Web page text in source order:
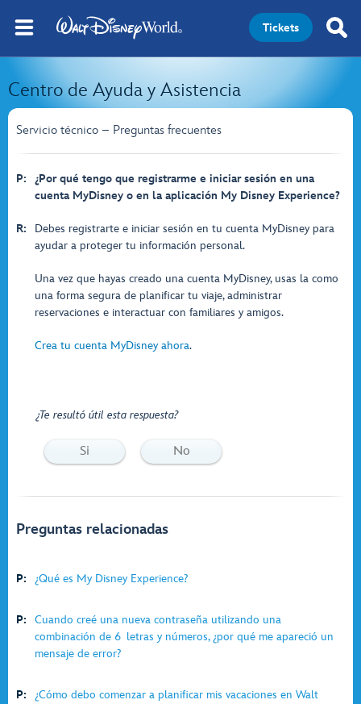
Tickets
Centro de Ayuda y Asistencia
Servicio técnico – Preguntas frecuentes
P:
¿Por qué tengo que registrarme e iniciar sesión en una
cuenta MyDisney o en la aplicación My Disney Experience?
R:
Debes registrarte e iniciar sesión en tu cuenta MyDisney para
ayudar a proteger tu información personal.
Una vez que hayas creado una cuenta MyDisney, usas la como
una forma segura de planificar tu viaje, administrar
reservaciones e interactuar con familiares y amigos.
Crea tu cuenta MyDisney ahora.
¿Te resultó útil esta respuesta?
Si No
Preguntas relacionadas
P: ¿Qué es My Disney Experience?
P:
Cuando creé una nueva contraseña utilizando una
combinación de 6 letras y números, ¿por qué me apareció un
mensaje de error?
P:
¿Cómo debo comenzar a planificar mis vacaciones en Walt